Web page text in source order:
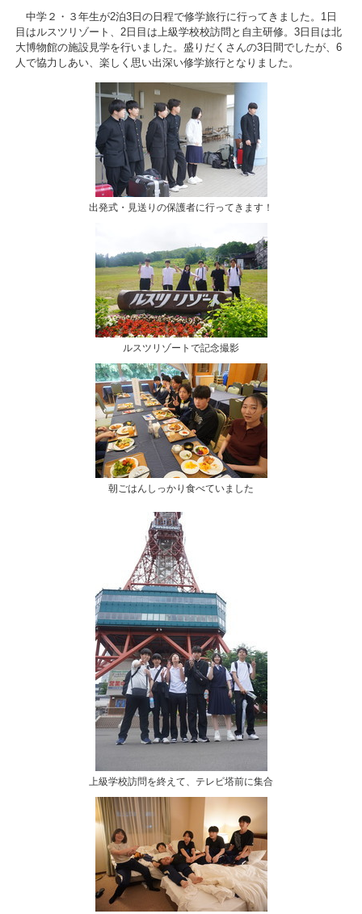
中学２・３年生が2泊3日の日程で修学旅行に行ってきました。1日
目はルスツリゾート、2日目は上級学校校訪問と自主研修。3日目は北
大博物館の施設見学を行いました。盛りだくさんの3日間でしたが、6
人で協力しあい、楽しく思い出深い修学旅行となりました。
出発式・見送りの保護者に行ってきます！
ルスツリゾートで記念撮影
朝ごはんしっかり食べていました
上級学校訪問を終えて、テレビ塔前に集合